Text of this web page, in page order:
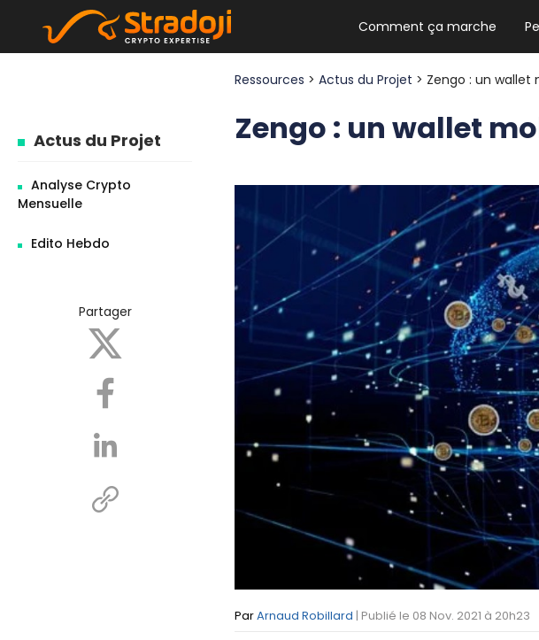
Comment ça marche
Les
Le
Actus du Projet
Analyse Crypto
Mensuelle
Edito Hebdo
Partager
Ressources >Actus du Projet > Zengo : un wallet
Zengo : un wallet
ParArnaud Robillard | Publié le 08 Nov. 2021 à 20h23